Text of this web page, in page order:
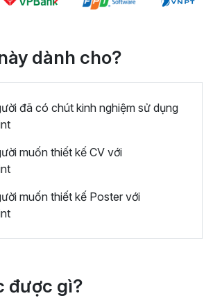
dành cho?
đã có chút kinh nghiệm sử dụng
muốn thiết kế CV với
muốn thiết kế Poster với
được gì?